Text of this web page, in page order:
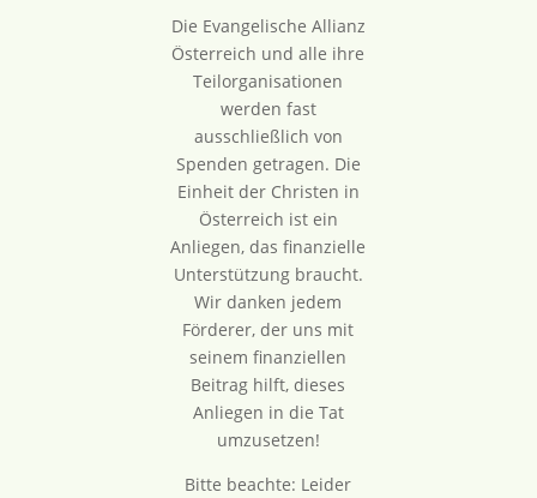
Die Evangelische Allianz
Österreich und alle ihre
Teilorganisationen
werden fast
ausschließlich von
Spenden getragen. Die
Einheit der Christen in
Österreich ist ein
Anliegen, das finanzielle
Unterstützung braucht.
Wir danken jedem
Förderer, der uns mit
seinem finanziellen
Beitrag hilft, dieses
Anliegen in die Tat
umzusetzen!
Bitte beachte: Leider